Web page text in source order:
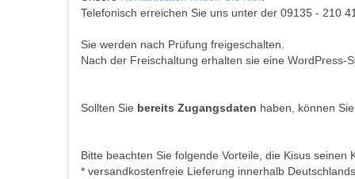
Telefonisch erreichen Sie uns unter der 09135 - 210
Sie werden nach Prüfung freigeschalten.
Nach der Freischaltung erhalten sie eine
Sollten Sie bereits Zugangsdaten haben, können
Bitte beachten Sie folgende Vorteile, die Kisus seinen
* versandkostenfreie Lieferung innerhalb Deutschlands